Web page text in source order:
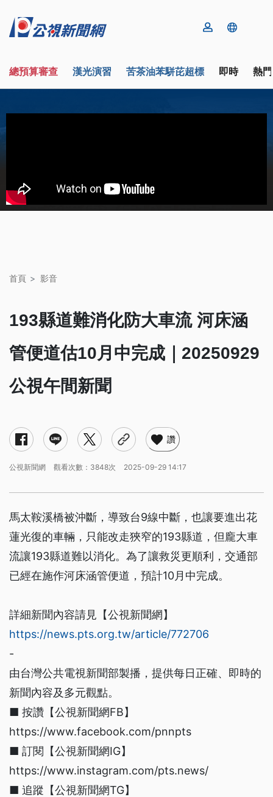
總預算審查 漢光演習 苦茶油苯駢芘超標 即時 熱
首頁 影音
193縣道難消化防大車流 河床涵
管便道估10月中完成｜20250929
公視午間新聞
讚
公視新聞網 觀看次數：3848次 2025-09-29 14:17
馬太鞍溪橋被沖斷，導致台9線中斷，也讓要進出花
蓮光復的車輛，只能改走狹窄的193縣道，但龐大車
流讓193縣道難以消化。為了讓救災更順利，交通部
已經在施作河床涵管便道，預計10月中完成。
詳細新聞內容請見【公視新聞網】
https://news.pts.org.tw/article/772706
-
由台灣公共電視新聞部製播，提供每日正確、即時的
新聞內容及多元觀點。
■ 按讚【公視新聞網FB】
https://www.facebook.com/pnnpts
■ 訂閱【公視新聞網IG】
https://www.instagram.com/pts.news/
■ 追蹤【公視新聞網TG】